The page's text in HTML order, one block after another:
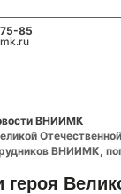
85
ВНИИМК
ВНИИМК,
героя